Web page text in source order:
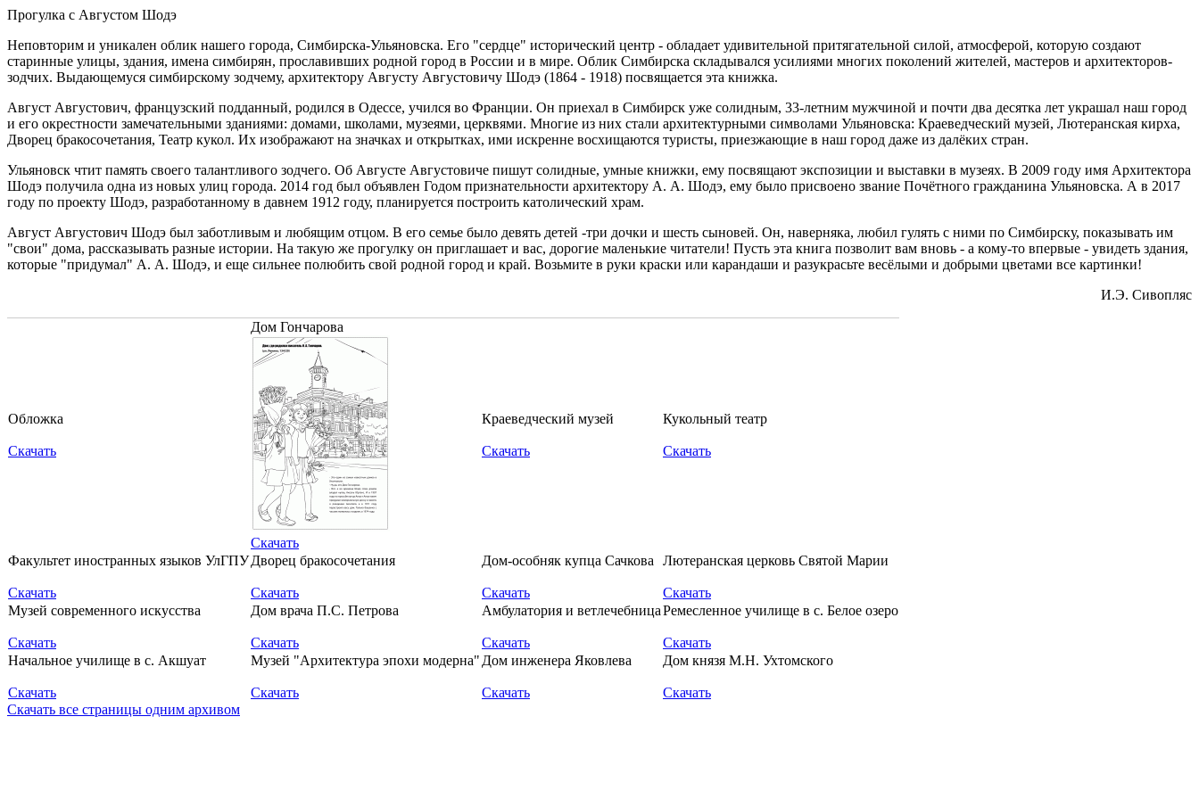
Перейти к основному содержанию
Прогулка с Августом Шодэ
Неповторим и уникален облик нашего города, Симбирска-Ульяновска. Его "сердце" исторический центр - обладает удивительной притягательной силой, атмосферой, которую создают
старинные улицы, здания, имена симбирян, прославивших родной город в России и в мире. Облик Симбирска складывался усилиями многих поколений жителей, мастеров и архитекторов-
зодчих. Выдающемуся симбирскому зодчему, архитектору Августу Августовичу Шодэ (1864 - 1918) посвящается эта книжка.
Август Августович, французский подданный, родился в Одессе, учился во Франции. Он приехал в Симбирск уже солидным, 33-летним мужчиной и почти два десятка лет украшал наш город
и его окрестности замечательными зданиями: домами, школами, музеями, церквями. Многие из них стали архитектурными символами Ульяновска: Краеведческий музей, Лютеранская кирха,
Дворец бракосочетания, Театр кукол. Их изображают на значках и открытках, ими искренне восхищаются туристы, приезжающие в наш город даже из далёких стран.
Ульяновск чтит память своего талантливого зодчего. Об Августе Августовиче пишут солидные, умные книжки, ему посвящают экспозиции и выставки в музеях. В 2009 году имя Архитектора
Шодэ получила одна из новых улиц города. 2014 год был объявлен Годом признательности архитектору А. А. Шодэ, ему было присвоено звание Почётного гражданина Ульяновска. А в 2017
году по проекту Шодэ, разработанному в давнем 1912 году, планируется построить католический храм.
Август Августович Шодэ был заботливым и любящим отцом. В его семье было девять детей -три дочки и шесть сыновей. Он, наверняка, любил гулять с ними по Симбирску, показывать им
"свои" дома, рассказывать разные истории. На такую же прогулку он приглашает и вас, дорогие маленькие читатели! Пусть эта книга позволит вам вновь - а кому-то впервые - увидеть здания,
которые "придумал" А. А. Шодэ, и еще сильнее полюбить свой родной город и край. Возьмите в руки краски или карандаши и разукрасьте весёлыми и добрыми цветами все картинки!
И.Э. Сивопляс
Обложка
Скачать
Дом Гончарова
Скачать
Краеведческий музей
Скачать
Кукольный театр
Скачать
Факультет иностранных языков УлГПУ
Скачать
Дворец бракосочетания
Скачать
Дом-особняк купца Сачкова
Скачать
Лютеранская церковь Святой Марии
Скачать
Музей современного искусства
Скачать
Дом врача П.С. Петрова
Скачать
Амбулатория и ветлечебница
Скачать
Ремесленное училище в с. Белое озеро
Скачать
Начальное училище в с. Акшуат
Скачать
Музей "Архитектура эпохи модерна"
Скачать
Дом инженера Яковлева
Скачать
Дом князя М.Н. Ухтомского
Скачать
Скачать все страницы одним архивом